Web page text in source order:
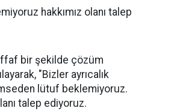
hakkımız olanı talep
bir şekilde çözüm
"Bizler ayrıcalık
lütuf beklemiyoruz.
talep ediyoruz.